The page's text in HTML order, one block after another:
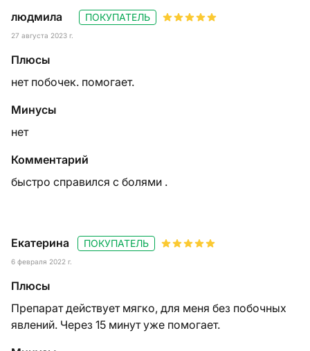
людмила
27 августа 2023 г.
ПОКУПАТЕЛЬ
Плюсы
нет побочек. помогает.
Минусы
нет
Комментарий
быстро справился с болями .
Екатерина
6 февраля 2022 г.
ПОКУПАТЕЛЬ
Плюсы
Препарат действует мягко, для меня без побочных
явлений. Через 15 минут уже помогает.